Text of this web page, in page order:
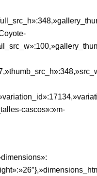
cascos»:»m-